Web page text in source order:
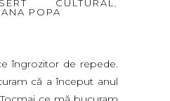
CULTURAL,
POPA
îngrozitor de repede.
că a început anul